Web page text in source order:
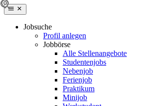
Jobsuche
Profil anlegen
Jobbörse
Alle Stellenangebote
Studentenjobs
Nebenjob
Ferienjob
Praktikum
Minijob